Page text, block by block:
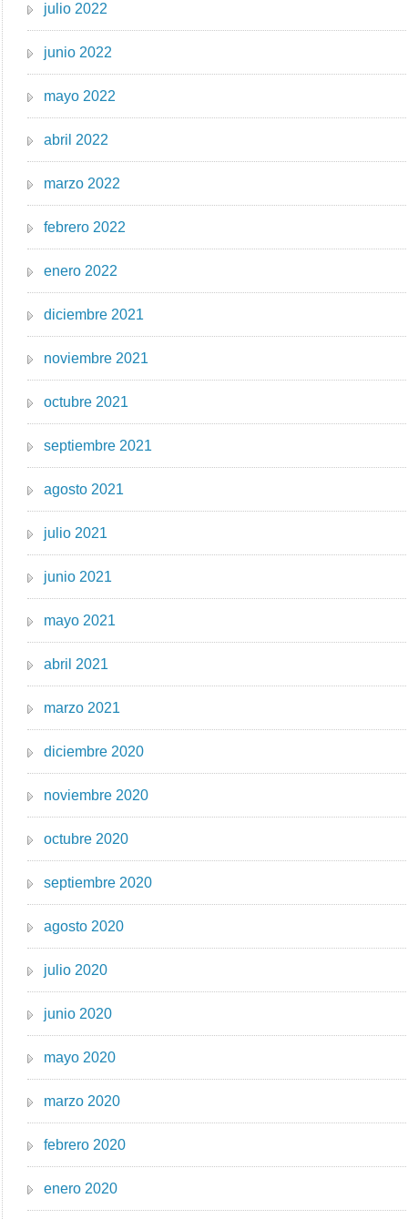
julio 2022
junio 2022
mayo 2022
abril 2022
marzo 2022
febrero 2022
enero 2022
diciembre 2021
noviembre 2021
octubre 2021
septiembre 2021
agosto 2021
julio 2021
junio 2021
mayo 2021
abril 2021
marzo 2021
diciembre 2020
noviembre 2020
octubre 2020
septiembre 2020
agosto 2020
julio 2020
junio 2020
mayo 2020
marzo 2020
febrero 2020
enero 2020